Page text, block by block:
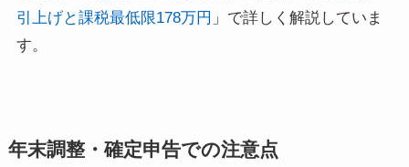
引上げと課税最低限178万円 」で詳しく解説していま
す。
年末調整・確定申告での注意点